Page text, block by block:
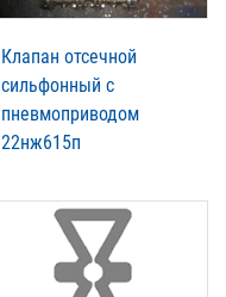
Клапан отсечной
сильфонный с
пневмоприводом
22нж615п